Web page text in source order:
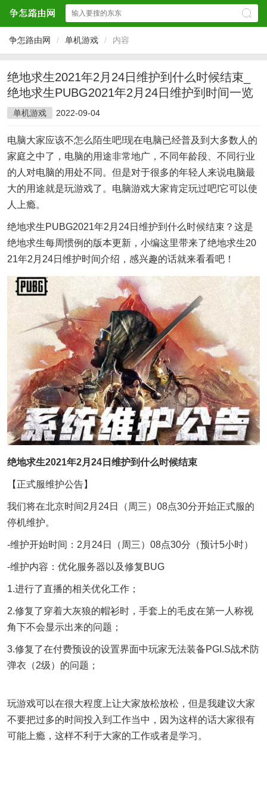
争怎路由网 / 单机游戏 / 内容
绝地求生2021年2月24日维护到什么时候结束_
绝地求生PUBG2021年2月24日维护到时间一览
单机游戏 2022-09-04
电脑大家应该不怎么陌生吧!现在电脑已经普及到大多数人的
家庭之中了，电脑的用途非常地广，不同年龄段、不同行业
的人对电脑的用处不同。但是对于很多的年轻人来说电脑最
大的用途就是玩游戏了。电脑游戏大家肯定玩过吧!它可以使
人上瘾。
绝地求生PUBG2021年2月24日维护到什么时候结束？这是
绝地求生每周惯例的版本更新，小编这里带来了绝地求生20
21年2月24日维护时间介绍，感兴趣的话就来看看吧！
绝地求生2021年2月24日维护到什么时候结束
【正式服维护公告】
我们将在北京时间2月24日（周三）08点30分开始正式服的
停机维护。
-维护开始时间：2月24日（周三）08点30分（预计5小时）
-维护内容：优化服务器以及修复BUG
1.进行了直播的相关优化工作；
2.修复了穿着大灰狼的帽衫时，手套上的毛皮在第一人称视
角下不会显示出来的问题；
3.修复了在付费预设的设置界面中玩家无法装备PGI.S战术防
弹衣（2级）的问题；
玩游戏可以在很大程度上让大家放松放松，但是我建议大家
不要把过多的时间投入到工作当中，因为这样的话大家很有
可能上瘾，这样不利于大家的工作或者是学习。